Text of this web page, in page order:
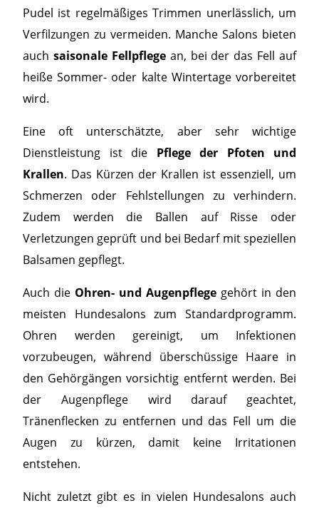
Pudel ist regelmäßiges Trimmen unerlässlich, um
Verfilzungen zu vermeiden. Manche Salons bieten
auch saisonale Fellpflegean, bei der das Fell auf
heiße Sommer- oder kalte Wintertage vorbereitet
wird.
Eine oft unterschätzte, aber sehr wichtige
Dienstleistung ist die Pflege der Pfoten und
Krallen. Das Kürzen der Krallen ist essenziell, um
Schmerzen oder Fehlstellungen zu verhindern.
Zudem werden die Ballen auf Risse oder
Verletzungen geprüft und bei Bedarf mit speziellen
Balsamen gepflegt.
Auch die Ohren- und Augenpflege gehört in den
meisten Hundesalons zum Standardprogramm.
Ohren werden gereinigt, um Infektionen
vorzubeugen, während überschüssige Haare in
den Gehörgängen vorsichtig entfernt werden. Bei
der Augenpflege wird darauf geachtet,
Tränenflecken zu entfernen und das Fell um die
Augen zu kürzen, damit keine Irritationen
entstehen.
Nicht zuletzt gibt es in vielen Hundesalons auch